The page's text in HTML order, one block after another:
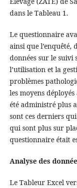
dans le Tableau 1.
Le questionnaire
ainsi que l’enquêté,
données sur le
l’utilisation et la
problèmes
les moyens
été administré plus
sont ces derniers
qui sont plus sur
questionnaire était
Analyse des
Le Tableur Excel